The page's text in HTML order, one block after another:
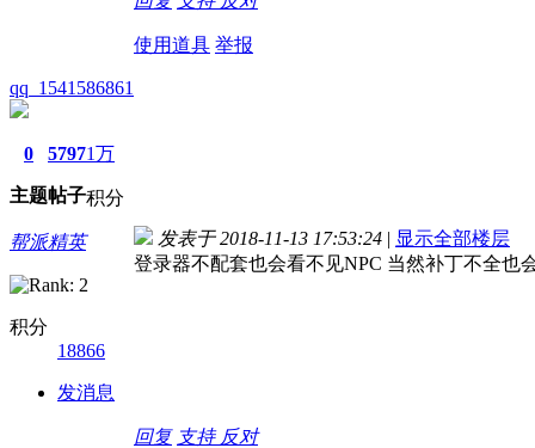
使用道具 举报
qq_1541586861
0
主题
5797
帖子
1万
积分
帮派精英
积分
18866
发消息
发表于 2018-11-13 17:53:24 | 显示全部楼层
登录器不配套也会看不见NPC 当然补丁不全也
回复 支持 反对